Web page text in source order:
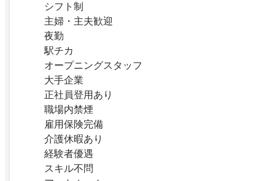
シフト制
主婦・主夫歓迎
夜勤
駅チカ
オープニングスタッフ
大手企業
正社員登用あり
職場内禁煙
雇用保険完備
介護休暇あり
経験者優遇
スキル不問